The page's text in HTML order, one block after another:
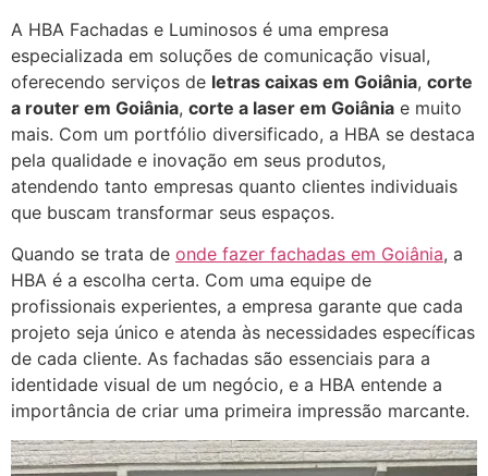
A HBA Fachadas e Luminosos é uma empresa
especializada em soluções de comunicação visual,
oferecendo serviços de letras caixas em Goiânia, corte
a router em Goiânia, corte a laser em Goiânia e muito
mais. Com um portfólio diversificado, a HBA se destaca
pela qualidade e inovação em seus produtos,
atendendo tanto empresas quanto clientes individuais
que buscam transformar seus espaços.
Quando se trata de onde fazer fachadas em Goiânia, a
HBA é a escolha certa. Com uma equipe de
profissionais experientes, a empresa garante que cada
projeto seja único e atenda às necessidades específicas
de cada cliente. As fachadas são essenciais para a
identidade visual de um negócio, e a HBA entende a
importância de criar uma primeira impressão marcante.